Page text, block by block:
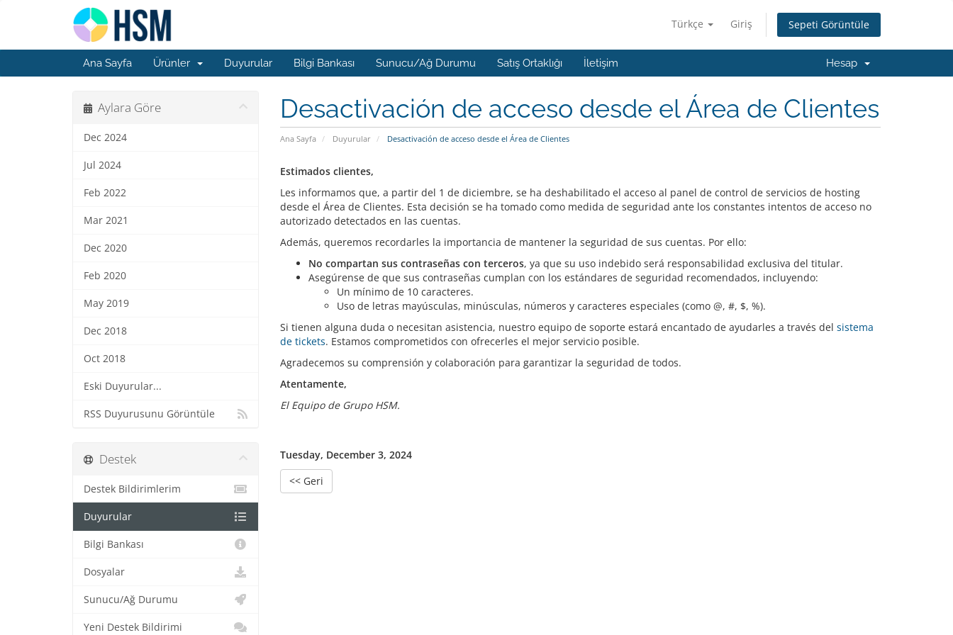
Türkçe Giriş Sepeti Görüntüle
Ana Sayfa Ürünler Duyurular Bilgi Bankası Sunucu/Ağ Durumu Satış Ortaklığı İletişim Hesap
Desactivación de acceso desde el Área de Clientes
Ana Sayfa Duyurular Desactivación de acceso desde el Área de Clientes
Aylara Göre
Dec 2024
Jul 2024
Feb 2022
Mar 2021
Dec 2020
Feb 2020
May 2019
Dec 2018
Oct 2018
Eski Duyurular...
RSS Duyurusunu Görüntüle
Estimados clientes,
Les informamos que, a partir del 1 de diciembre, se ha deshabilitado el acceso al panel de control de servicios de hosting
desde el Área de Clientes. Esta decisión se ha tomado como medida de seguridad ante los constantes intentos de acceso no
autorizado detectados en las cuentas.
Además, queremos recordarles la importancia de mantener la seguridad de sus cuentas. Por ello:
No compartan sus contraseñas con terceros, ya que su uso indebido será responsabilidad exclusiva del titular.
Asegúrense de que sus contraseñas cumplan con los estándares de seguridad recomendados, incluyendo:
Un mínimo de 10 caracteres.
Uso de letras mayúsculas, minúsculas, números y caracteres especiales (como @, #, $, %).
Si tienen alguna duda o necesitan asistencia, nuestro equipo de soporte estará encantado de ayudarles a través del sistema
de tickets. Estamos comprometidos con ofrecerles el mejor servicio posible.
Agradecemos su comprensión y colaboración para garantizar la seguridad de todos.
Atentamente,
El Equipo de Grupo HSM.
Tuesday, December 3, 2024
<< Geri
Destek
Destek Bildirimlerim
Duyurular
Bilgi Bankası
Dosyalar
Sunucu/Ağ Durumu
Yeni Destek Bildirimi